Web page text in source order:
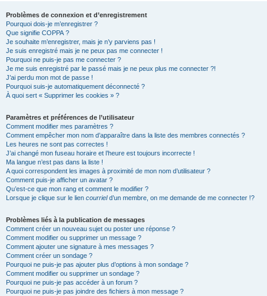
Problèmes de connexion et d’enregistrement
Pourquoi dois-je m’enregistrer ?
Que signifie COPPA ?
Je souhaite m’enregistrer, mais je n’y parviens pas !
Je suis enregistré mais je ne peux pas me connecter !
Pourquoi ne puis-je pas me connecter ?
Je me suis enregistré par le passé mais je ne peux plus me connecter ?!
J’ai perdu mon mot de passe !
Pourquoi suis-je automatiquement déconnecté ?
À quoi sert « Supprimer les cookies » ?
Paramètres et préférences de l’utilisateur
Comment modifier mes paramètres ?
Comment empêcher mon nom d’apparaître dans la liste des membres connectés ?
Les heures ne sont pas correctes !
J’ai changé mon fuseau horaire et l’heure est toujours incorrecte !
Ma langue n’est pas dans la liste !
A quoi correspondent les images à proximité de mon nom d’utilisateur ?
Comment puis-je afficher un avatar ?
Qu’est-ce que mon rang et comment le modifier ?
Lorsque je clique sur le lien courrield’un membre, on me demande de me connecter !?
Problèmes liés à la publication de messages
Comment créer un nouveau sujet ou poster une réponse ?
Comment modifier ou supprimer un message ?
Comment ajouter une signature à mes messages ?
Comment créer un sondage ?
Pourquoi ne puis-je pas ajouter plus d’options à mon sondage ?
Comment modifier ou supprimer un sondage ?
Pourquoi ne puis-je pas accéder à un forum ?
Pourquoi ne puis-je pas joindre des fichiers à mon message ?